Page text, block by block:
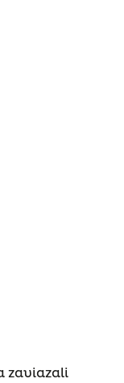
zaviazali